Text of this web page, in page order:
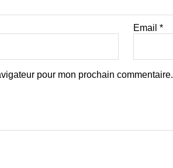
Email *
pour mon prochain commentaire.